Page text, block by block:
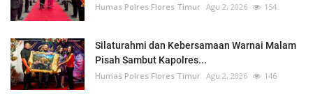
Humas Polres Flores Timur Agu 2, 2026 154
Silaturahmi dan Kebersamaan Warnai Malam
Pisah Sambut Kapolres...
Humas Polres Flores Timur Agu 2, 2026 146